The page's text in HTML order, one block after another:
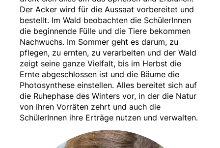
Der Acker wird für die Aussaat vorbereitet und
bestellt. Im Wald beobachten die SchülerInnen
die beginnende Fülle und die Tiere bekommen
Nachwuchs. Im Sommer geht es darum, zu
pflegen, zu ernten, zu verarbeiten und der Wald
zeigt seine ganze Vielfalt, bis im Herbst die
Ernte abgeschlossen ist und die Bäume die
Photosynthese einstellen. Alles bereitet sich auf
die Ruhephase des Winters vor, in der die Natur
von ihren Vorräten zehrt und auch die
SchülerInnen ihre Erträge nutzen und verwalten.